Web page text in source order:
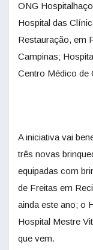
ONG
Hospital das
Restauração, em
Campinas;
Centro Médico de
A iniciativa vai
três novas
equipadas com
de Freitas em
ainda este ano; o
Hospital Mestre
que vem.